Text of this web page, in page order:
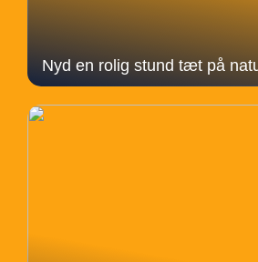
Nyd en rolig stund tæt på